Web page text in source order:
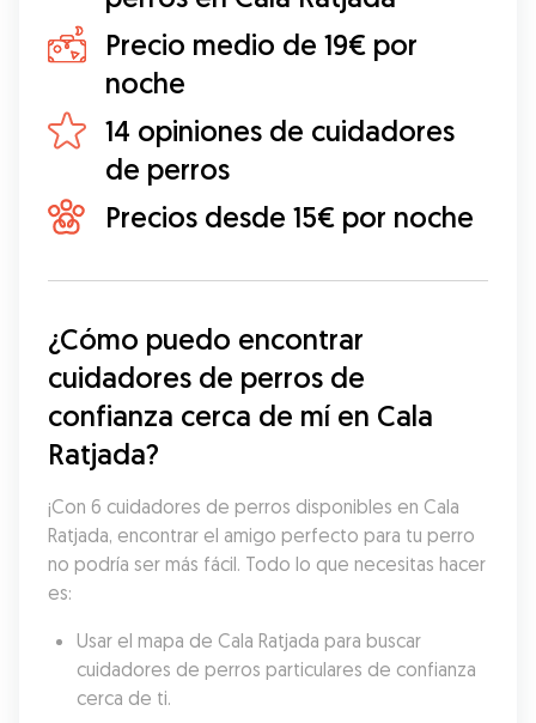
Precio medio de 19€ por
noche
14 opiniones de cuidadores
de perros
Precios desde 15€ por noche
¿Cómo puedo encontrar
cuidadores de perros de
confianza cerca de mí en Cala
Ratjada?
¡Con 6 cuidadores de perros disponibles en Cala
Ratjada, encontrar el amigo perfecto para tu perro
no podría ser más fácil. Todo lo que necesitas hacer
es:
Usar el mapa de Cala Ratjada para buscar
cuidadores de perros particulares de confianza
cerca de ti.